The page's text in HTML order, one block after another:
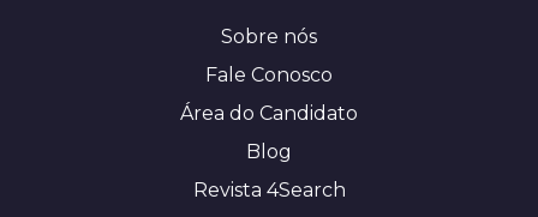
Sobre nós
Fale Conosco
Área do Candidato
Blog
Revista 4Search